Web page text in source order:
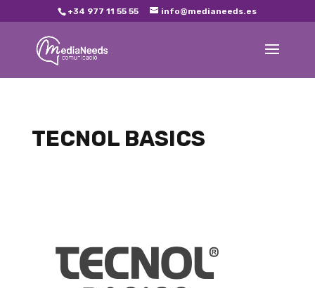
+34 977 11 55 55 info@medianeeds.es
TECNOL BASICS